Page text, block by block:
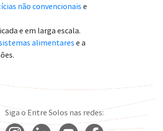
não convencionais e
e em larga escala.
alimentares e a
Siga o Entre Solos nas redes: